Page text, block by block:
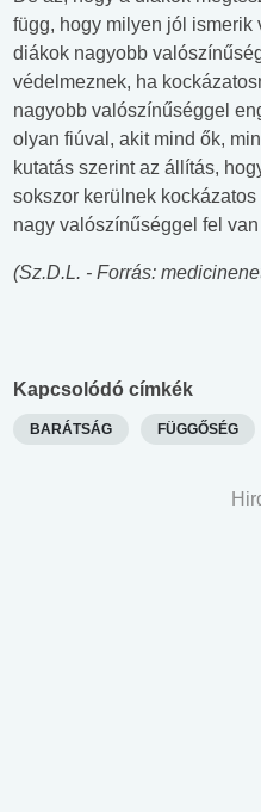
függ, hogy milyen jól ismerik
diákok nagyobb
védelmeznek, ha
nagyobb valószínűséggel
olyan fiúval, akit mind ők,
kutatás szerint az állítás,
sokszor kerülnek
nagy valószínűséggel fel
(Sz.D.L. - Forrás:
Kapcsolódó címkék
BARÁTSÁG FÜGGŐSÉG